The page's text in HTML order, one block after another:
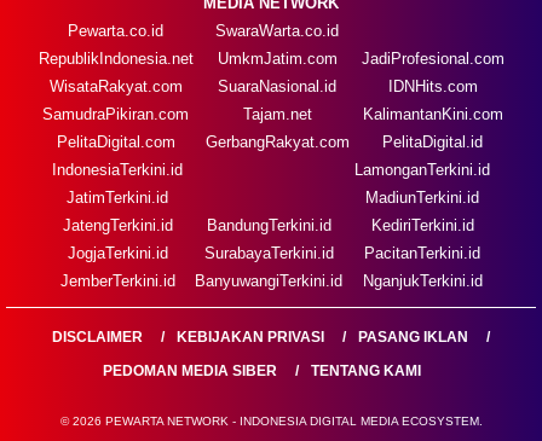
Pewarta.co.id
RepublikIndonesia.net
WisataRakyat.com
SamudraPikiran.com
PelitaDigital.com
SwaraWarta.co.id
UmkmJatim.com
SuaraNasional.id
Tajam.net
GerbangRakyat.com
JadiProfesional.com
IDNHits.com
KalimantanKini.com
PelitaDigital.id
IndonesiaTerkini.id
JatimTerkini.id
JatengTerkini.id
JogjaTerkini.id
JemberTerkini.id
BandungTerkini.id
SurabayaTerkini.id
BanyuwangiTerkini.id
LamonganTerkini.id
MadiunTerkini.id
KediriTerkini.id
PacitanTerkini.id
NganjukTerkini.id
DISCLAIMER KEBIJAKAN PRIVASI
PASANG IKLAN
PEDOMAN MEDIA SIBER
TENTANG KAMI
© 2026 PEWARTA NETWORK - INDONESIA DIGITAL MEDIA ECOSYSTEM.